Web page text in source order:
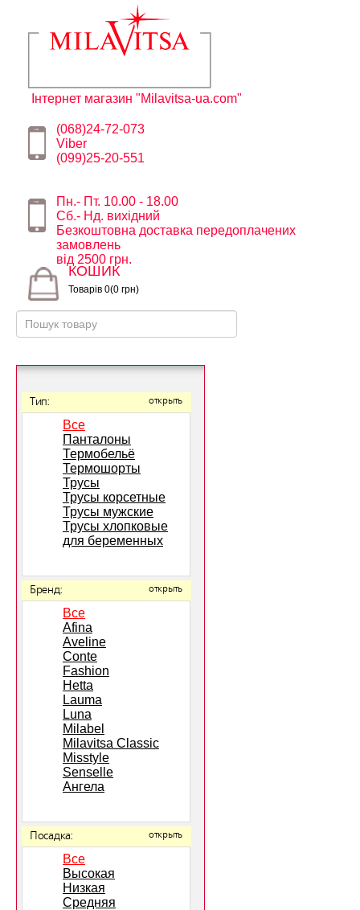
Інтернет магазин "Milavitsa-ua.com"
(068)24-72-073
Viber
(099)25-20-551
Пн.- Пт. 10.00 - 18.00
Сб.- Нд. вихідний
Безкоштовна доставка передоплачених
замовлень
від 2500 грн.
КОШИК
Товарів 0(0 грн)
Тип: открыть
Все
Панталоны
Термобельё
Термошорты
Трусы
Трусы корсетные
Трусы мужские
Трусы хлопковые
для беременных
Бренд: открыть
Все
Afina
Aveline
Conte
Fashion
Hetta
Lauma
Luna
Milabel
Milavitsa Classic
Misstyle
Senselle
Ангела
Посадка: открыть
Все
Высокая
Низкая
Средняя